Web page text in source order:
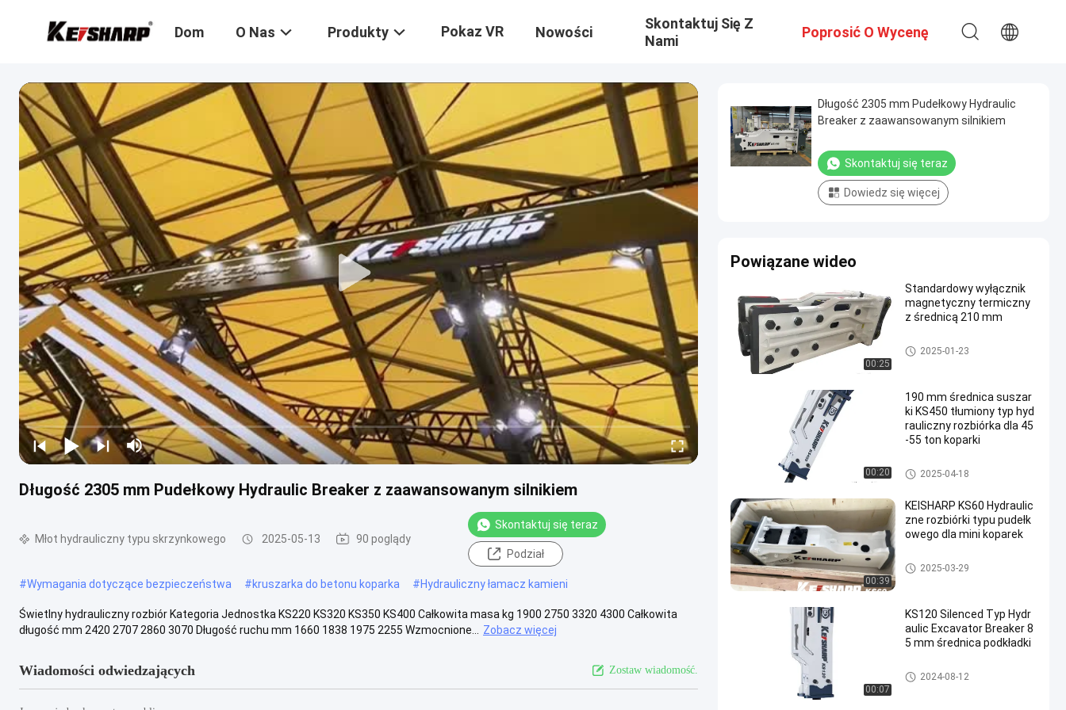
Dom O Nas Produkty Pokaz VR Nowości
Skontaktuj Się Z
Nami
Poprosić O Wycenę
Długość 2305 mm Pudełkowy Hydraulic Breaker z zaawansowanym silnikiem
Młot hydrauliczny typu skrzynkowego 2025-05-13 90 poglądy
Skontaktuj się teraz
Podział
#Wymagania dotyczące bezpieczeństwa #kruszarka do betonu koparka #Hydrauliczny łamacz kamieni
Świetlny hydrauliczny rozbiór Kategoria Jednostka KS220 KS320 KS350 KS400 Całkowita masa kg 1900 2750 3320 4300 Całkowita
długość mm 2420 2707 2860 3070 Długość ruchu mm 1660 1838 1975 2255 Wzmocnione...
Zobacz więcej
Wiadomości odwiedzających Zostaw wiadomość.
Długość 2305 mm Pudełkowy Hydraulic
Breaker z zaawansowanym silnikiem
Skontaktuj się teraz
Dowiedz się więcej
Powiązane wideo
00:25
Standardowy wyłącznik
magnetyczny termiczny
z średnicą 210 mm
Przerywacz nacisku typu górn
ego
2025-01-23
00:20
190 mm średnica suszar
ki KS450 tłumiony typ hyd
rauliczny rozbiórka dla 45
-55 ton koparki
Młot hydrauliczny typu skrzyn
kowego
2025-04-18
00:39
KEISHARP KS60 Hydraulic
zne rozbiórki typu pudełk
owego dla mini koparek
Młot hydrauliczny typu skrzyn
kowego
2025-03-29
00:07
KS120 Silenced Typ Hydr
aulic Excavator Breaker 8
5 mm średnica podkładki
Młot hydrauliczny typu skrzyn
kowego
2024-08-12